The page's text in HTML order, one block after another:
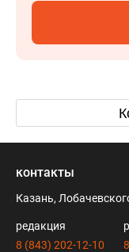
контакты
Казань,
редакция
8 (843) 202-12-10